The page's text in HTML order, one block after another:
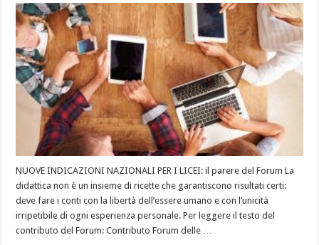
NUOVE INDICAZIONI NAZIONALI PER I LICEI: il parere del Forum La
didattica non è un insieme di ricette che garantiscono risultati certi:
deve fare i conti con la libertà dell’essere umano e con l’unicità
irripetibile di ogni esperienza personale. Per leggere il testo del
contributo del Forum: Contributo Forum delle …